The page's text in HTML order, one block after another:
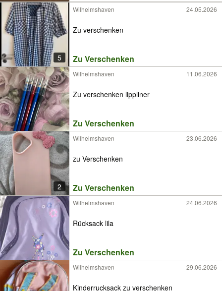
5
Wilhelmshaven 24.05.2026
Zu verschenken
Zu Verschenken
Wilhelmshaven 11.06.2026
Zu verschenken lippliner
Zu Verschenken
2
Wilhelmshaven 23.06.2026
zu Verschenken
Zu Verschenken
Wilhelmshaven 24.06.2026
Rücksack lila
Zu Verschenken
Wilhelmshaven 29.06.2026
Kinderrucksack zu verschenken